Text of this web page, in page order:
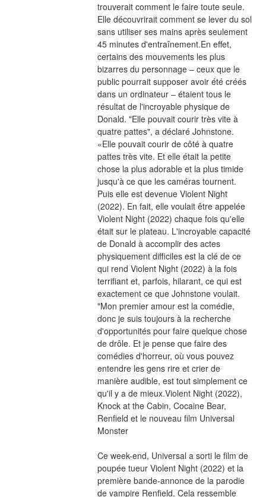
trouverait comment le faire toute seule.
Elle découvrirait comment se lever du sol
sans utiliser ses mains après seulement
45 minutes d'entraînement.En effet,
certains des mouvements les plus
bizarres du personnage – ceux que le
public pourrait supposer avoir été créés
dans un ordinateur – étaient tous le
résultat de l'incroyable physique de
Donald. "Elle pouvait courir très vite à
quatre pattes", a déclaré Johnstone.
«Elle pouvait courir de côté à quatre
pattes très vite. Et elle était la petite
chose la plus adorable et la plus timide
jusqu'à ce que les caméras tournent.
Puis elle est devenue Violent Night
(2022). En fait, elle voulait être appelée
Violent Night (2022) chaque fois qu'elle
était sur le plateau. L'incroyable capacité
de Donald à accomplir des actes
physiquement difficiles est la clé de ce
qui rend Violent Night (2022) à la fois
terrifiant et, parfois, hilarant, ce qui est
exactement ce que Johnstone voulait.
"Mon premier amour est la comédie,
donc je suis toujours à la recherche
d'opportunités pour faire quelque chose
de drôle. Et je pense que faire des
comédies d'horreur, où vous pouvez
entendre les gens rire et crier de
manière audible, est tout simplement ce
qu'il y a de mieux.Violent Night (2022),
Knock at the Cabin, Cocaine Bear,
Renfield et le nouveau film Universal
Monster
Ce week-end, Universal a sorti le film de
poupée tueur Violent Night (2022) et la
première bande-annonce de la parodie
de vampire Renfield. Cela ressemble